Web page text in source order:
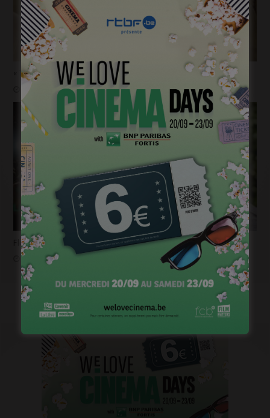
« 1985 »: 5mn avec Tijmen Govaerts
janvier 19, 2023
Flashback 2022/ Flashforward 2023: Raphaël Balboni
janvier 6, 2023